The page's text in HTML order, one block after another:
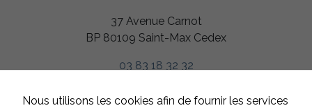
37 Avenue Carnot
BP 80109 Saint-Max Cedex
03 83 18 32 32
HORAIRES
Nous utilisons les cookies afin de fournir les services